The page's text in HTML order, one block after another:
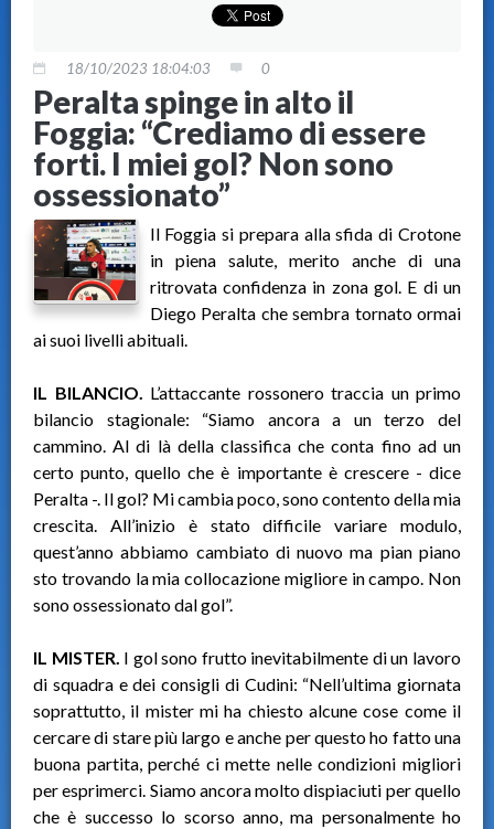
18/10/2023 18:04:03 0
Peralta spinge in alto il
Foggia: “Crediamo di essere
forti. I miei gol? Non sono
ossessionato”
Il Foggia si prepara alla sfida di Crotone
in piena salute, merito anche di una
ritrovata confidenza in zona gol. E di un
Diego Peralta che sembra tornato ormai
ai suoi livelli abituali.
IL BILANCIO. L’attaccante rossonero traccia un primo
bilancio stagionale: “Siamo ancora a un terzo del
cammino. Al di là della classifica che conta fino ad un
certo punto, quello che è importante è crescere - dice
Peralta -. Il gol? Mi cambia poco, sono contento della mia
crescita. All’inizio è stato difficile variare modulo,
quest’anno abbiamo cambiato di nuovo ma pian piano
sto trovando la mia collocazione migliore in campo. Non
sono ossessionato dal gol”.
IL MISTER. I gol sono frutto inevitabilmente di un lavoro
di squadra e dei consigli di Cudini: “Nell’ultima giornata
soprattutto, il mister mi ha chiesto alcune cose come il
cercare di stare più largo e anche per questo ho fatto una
buona partita, perché ci mette nelle condizioni migliori
per esprimerci. Siamo ancora molto dispiaciuti per quello
che è successo lo scorso anno, ma personalmente ho